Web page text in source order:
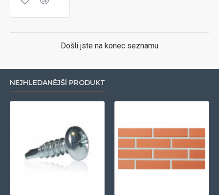
Došli jste na konec seznamu
NEJHLEDANĚJŠÍ PRODUKT